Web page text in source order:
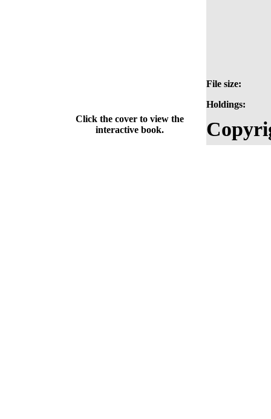
File size:
Holdings:
Click the cover to view the
interactive book.